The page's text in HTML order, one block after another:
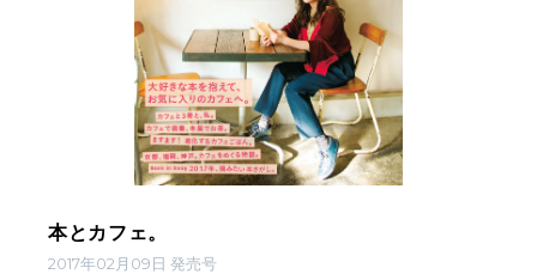
本とカフェ。
2017年02月09日 発売号